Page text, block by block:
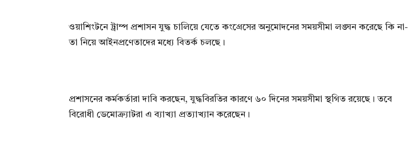
ওয়াশিংটনে ট্রাম্প প্রশাসন যুদ্ধ চালিয়ে যেতে কংগ্রেসের অনুমোদনের সময়সীমা লঙ্ঘন করেছে কি না-
তা নিয়ে আইনপ্রণেতাদের মধ্যে বিতর্ক চলছে।
প্রশাসনের কর্মকর্তারা দাবি করছেন, যুদ্ধবিরতির কারণে ৬০ দিনের সময়সীমা স্থগিত রয়েছে। তবে
বিরোধী ডেমোক্র্যাটরা এ ব্যাখ্যা প্রত্যাখ্যান করেছেন।